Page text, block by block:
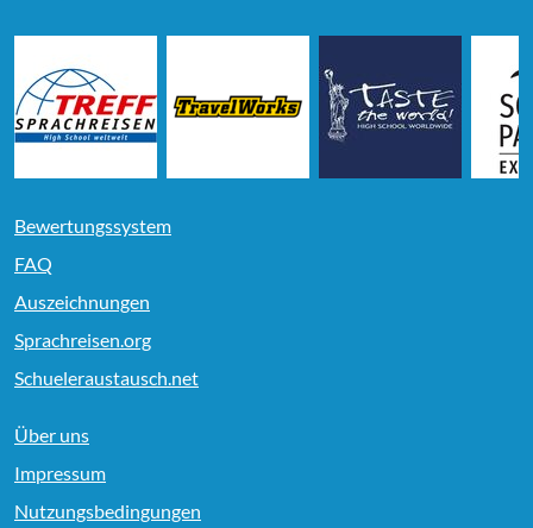
Bewertungssystem
FAQ
Auszeichnungen
Sprachreisen.org
Schueleraustausch.net
Über uns
Impressum
Nutzungsbedingungen